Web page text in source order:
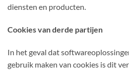
diensten en producten.
Cookies van derde partijen
In het geval dat
gebruik maken van cookies is dit